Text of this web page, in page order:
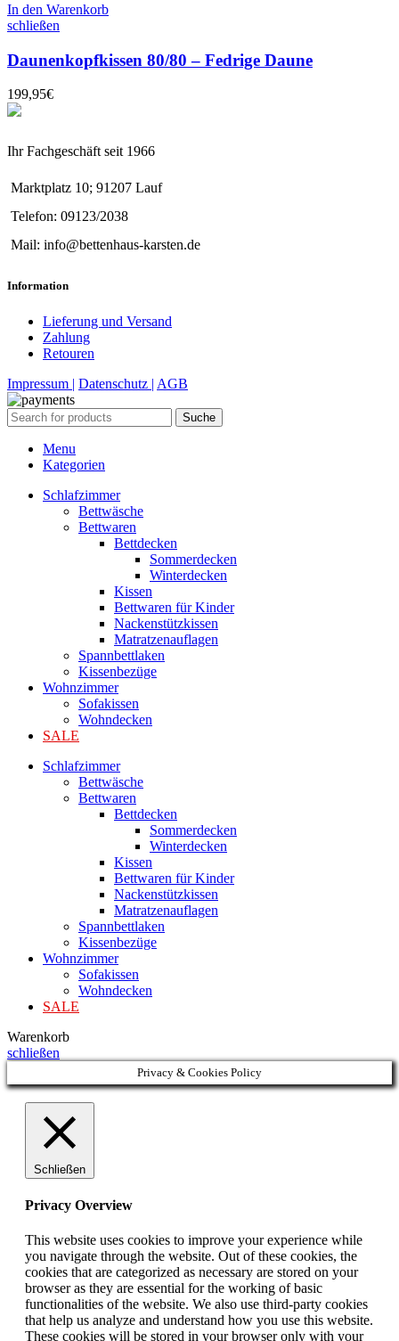
In den Warenkorb
schließen
Daunenkopfkissen 80/80 – Fedrige Daune
199,95€
Ihr Fachgeschäft seit 1966
Marktplatz 10; 91207 Lauf
Telefon: 09123/2038
Mail: info@bettenhaus-karsten.de
Information
Lieferung und Versand
Zahlung
Retouren
Impressum | Datenschutz | AGB
Suche
Menu
Kategorien
Schlafzimmer
Bettwäsche
Bettwaren
Bettdecken
Sommerdecken
Winterdecken
Kissen
Bettwaren für Kinder
Nackenstützkissen
Matratzenauflagen
Spannbettlaken
Kissenbezüge
Wohnzimmer
Sofakissen
Wohndecken
SALE
Schlafzimmer
Bettwäsche
Bettwaren
Bettdecken
Sommerdecken
Winterdecken
Kissen
Bettwaren für Kinder
Nackenstützkissen
Matratzenauflagen
Spannbettlaken
Kissenbezüge
Wohnzimmer
Sofakissen
Wohndecken
SALE
Warenkorb
schließen
Privacy & Cookies Policy
Schließen
Privacy Overview
This website uses cookies to improve your experience while
you navigate through the website. Out of these cookies, the
cookies that are categorized as necessary are stored on your
browser as they are essential for the working of basic
functionalities of the website. We also use third-party cookies
that help us analyze and understand how you use this website.
These cookies will be stored in your browser only with your